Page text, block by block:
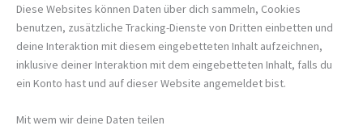
Diese Websites können Daten über dich sammeln, Cookies
benutzen, zusätzliche Tracking-Dienste von Dritten einbetten und
deine Interaktion mit diesem eingebetteten Inhalt aufzeichnen,
inklusive deiner Interaktion mit dem eingebetteten Inhalt, falls du
ein Konto hast und auf dieser Website angemeldet bist.
Mit wem wir deine Daten teilen